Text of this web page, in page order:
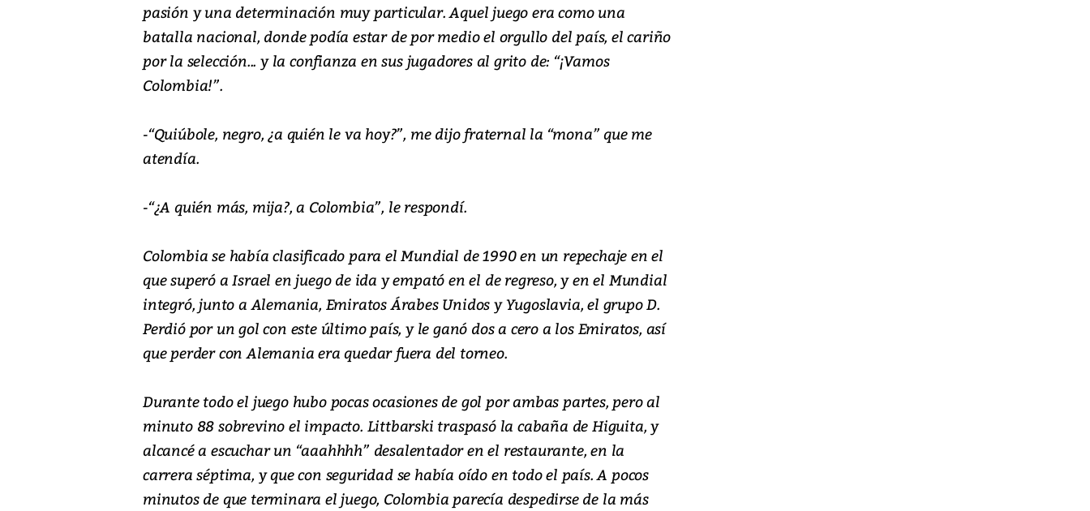
pasión y una determinación muy particular. Aquel juego era como una
batalla nacional, donde podía estar de por medio el orgullo del país, el cariño
por la selección... y la confianza en sus jugadores al grito de: “¡Vamos
Colombia!”.
-“Quiúbole, negro, ¿a quién le va hoy?”, me dijo fraternal la “mona” que me
atendía.
-“¿A quién más, mija?, a Colombia”, le respondí.
Colombia se había clasificado para el Mundial de 1990 en un repechaje en el
que superó a Israel en juego de ida y empató en el de regreso, y en el Mundial
integró, junto a Alemania, Emiratos Árabes Unidos y Yugoslavia, el grupo D.
Perdió por un gol con este último país, y le ganó dos a cero a los Emiratos, así
que perder con Alemania era quedar fuera del torneo.
Durante todo el juego hubo pocas ocasiones de gol por ambas partes, pero al
minuto 88 sobrevino el impacto. Littbarski traspasó la cabaña de Higuita, y
alcancé a escuchar un “aaahhhh” desalentador en el restaurante, en la
carrera séptima, y que con seguridad se había oído en todo el país. A pocos
minutos de que terminara el juego, Colombia parecía despedirse de la más